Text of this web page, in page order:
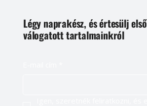
Légy naprakész, és értesülj
válogatott tartalmainkról